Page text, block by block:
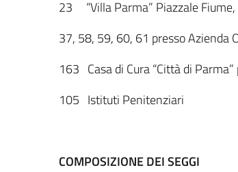
23 “Villa Parma” Piazzale Fiume,
37, 58, 59, 60, 61 presso Azienda
163 Casa di Cura “Città di
105 Istituti Penitenziari
COMPOSIZIONE DEI SEGGI